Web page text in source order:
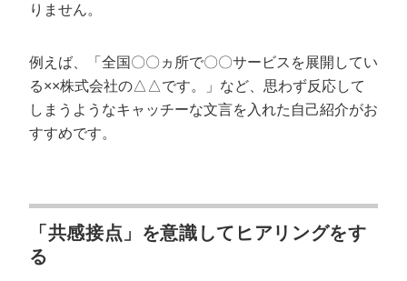
りません。
例えば、「全国〇〇ヵ所で〇〇サービスを展開してい
る××株式会社の△△です。」など、思わず反応して
しまうようなキャッチーな文言を入れた自己紹介がお
すすめです。
「共感接点」を意識してヒアリングをす
る